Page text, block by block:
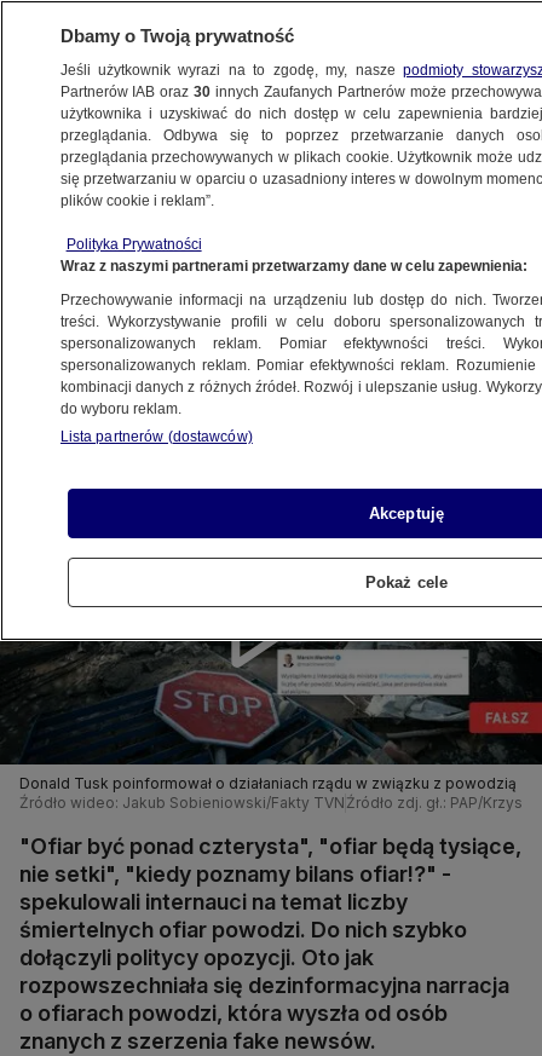
KONKRET24
POLSKA
się dezinformacja o ofiarach powodzi
Gabriela Sieczkowska
27.09.2024, 18:34
Udostępnij
Donald Tusk poinformował o działaniach rządu w związku z powodzią
Źródło wideo: Jakub Sobieniowski/Fakty TVN Źródło zdj. gł.: PAP/
"Ofiar być ponad czterysta", "ofiar będą tysiące,
nie setki", "kiedy poznamy bilans ofiar!?" -
spekulowali internauci na temat liczby
śmiertelnych ofiar powodzi. Do nich szybko
dołączyli politycy opozycji. Oto jak
rozpowszechniała się dezinformacyjna narracja
o ofiarach powodzi, która wyszła od osób
znanych z szerzenia fake newsów.
Dbamy o Twoją prywatność
Jeśli użytkownik wyrazi na to zgodę, my, naszepodmioty
Partnerów IAB oraz30 innych Zaufanych Partnerów może
użytkownika i uzyskiwać do nich dostęp w celu zapewnienia
przeglądania. Odbywa się to poprzez przetwarzanie danych
przeglądania przechowywanych w plikach cookie. Użytkownik może
się przetwarzaniu w oparciu o uzasadniony interes w dowolnym
plików cookie i reklam”.
Polityka Prywatności
Wraz z naszymi partnerami przetwarzamy dane w celu zapewnienia:
Przechowywanie informacji na urządzeniu lub dostęp do nich.
treści. Wykorzystywanie profili w celu doboru spersonalizowanych
spersonalizowanych reklam. Pomiar efektywności treści.
spersonalizowanych reklam. Pomiar efektywności reklam.
kombinacji danych z różnych źródeł. Rozwój i ulepszanie usług.
do wyboru reklam.
Lista partnerów (dostawców)
Akceptuję
Pokaż cele